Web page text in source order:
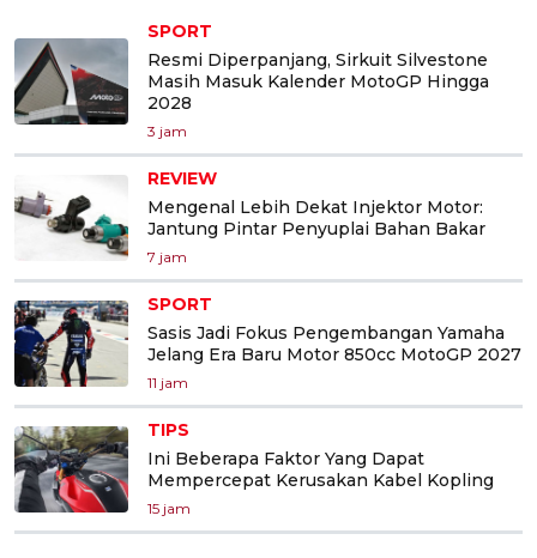
SPORT
Resmi Diperpanjang, Sirkuit Silvestone
Masih Masuk Kalender MotoGP Hingga
2028
3 jam
REVIEW
Mengenal Lebih Dekat Injektor Motor:
Jantung Pintar Penyuplai Bahan Bakar
7 jam
SPORT
Sasis Jadi Fokus Pengembangan Yamaha
Jelang Era Baru Motor 850cc MotoGP 2027
11 jam
TIPS
Ini Beberapa Faktor Yang Dapat
Mempercepat Kerusakan Kabel Kopling
15 jam